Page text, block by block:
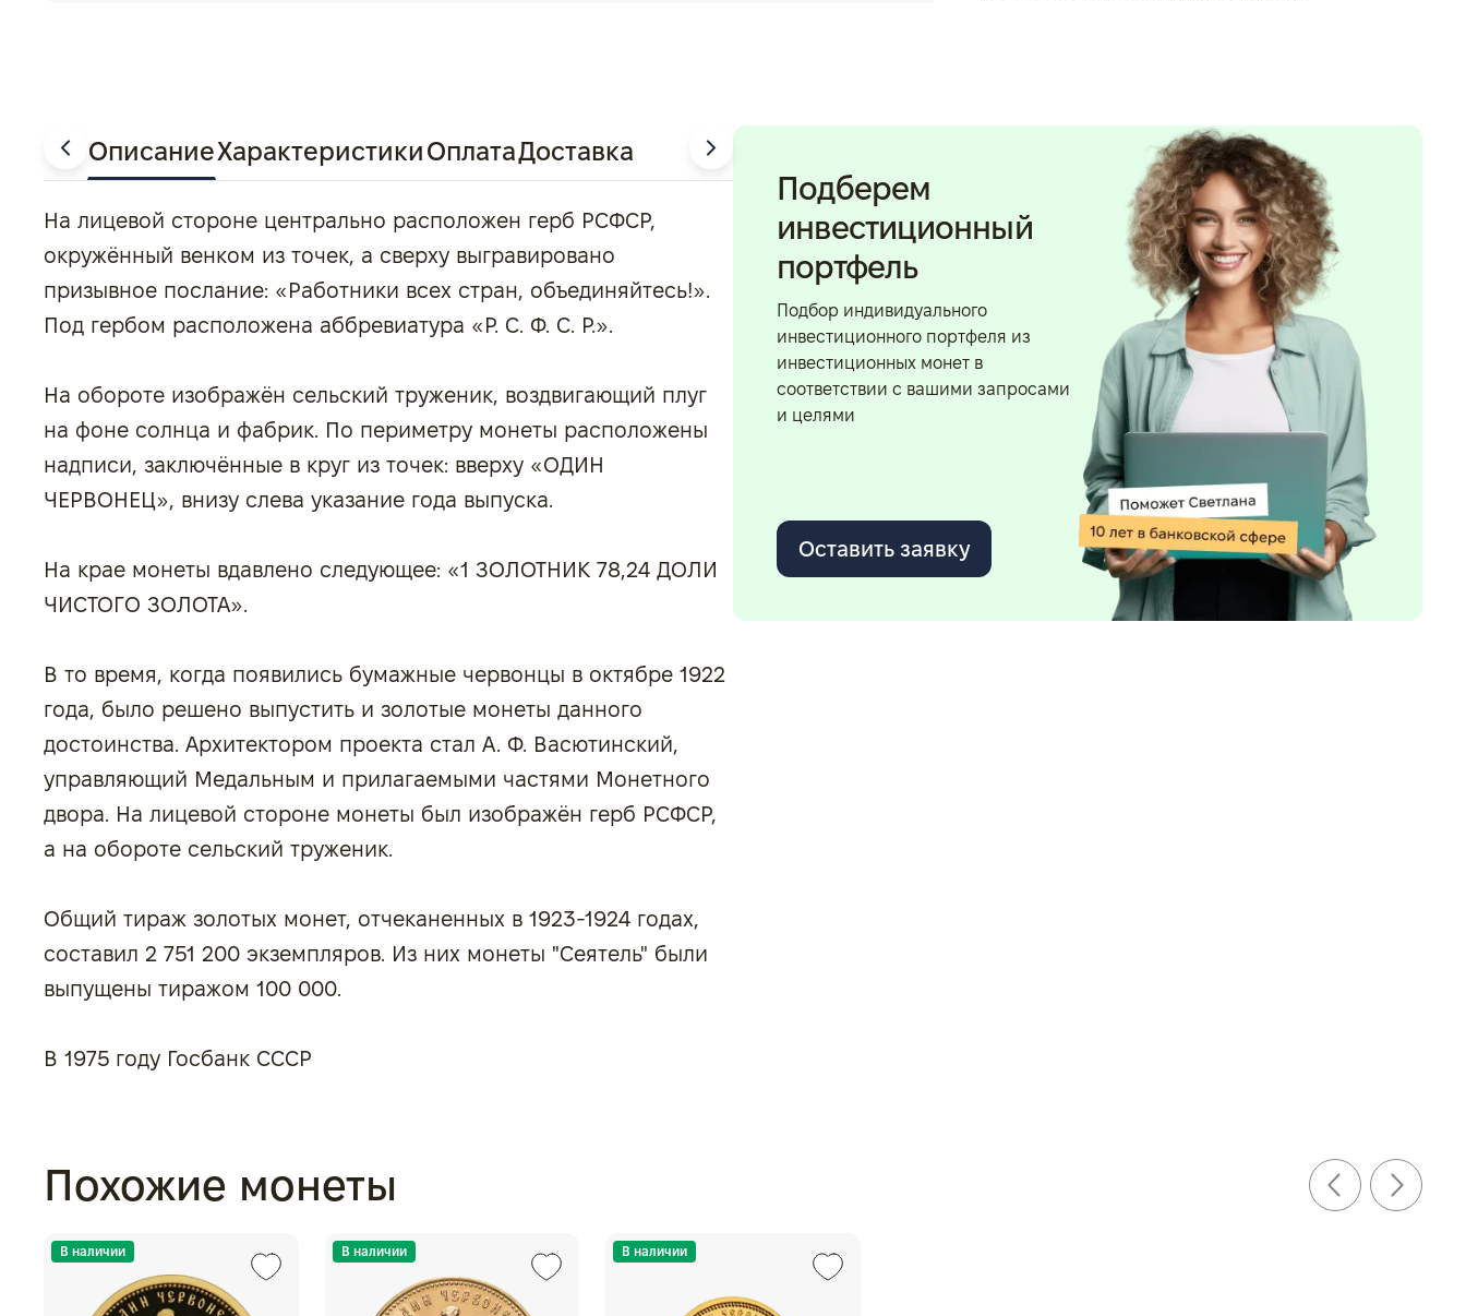
ОписаниеХарактеристикиОплатаДоставка
На лицевой стороне центрально расположен герб РСФСР,
окружённый венком из точек, а сверху выгравировано
призывное послание: «Работники всех стран, объединяйтесь!».
Под гербом расположена аббревиатура «Р. С. Ф. С. Р.».
На обороте изображён сельский труженик, воздвигающий плуг
на фоне солнца и фабрик. По периметру монеты расположены
надписи, заключённые в круг из точек: вверху «ОДИН
ЧЕРВОНЕЦ», внизу слева указание года выпуска.
На крае монеты вдавлено следующее: «1 ЗОЛОТНИК 78,24 ДОЛИ
ЧИСТОГО ЗОЛОТА».
В то время, когда появились бумажные червонцы в октябре 1922
года, было решено выпустить и золотые монеты данного
достоинства. Архитектором проекта стал А. Ф. Васютинский,
управляющий Медальным и прилагаемыми частями Монетного
двора. На лицевой стороне монеты был изображён герб РСФСР,
а на обороте сельский труженик.
Общий тираж золотых монет, отчеканенных в 1923-1924 годах,
составил 2 751 200 экземпляров. Из них монеты "Сеятель" были
выпущены тиражом 100 000.
В 1975 году Госбанк СССР
Подберем
инвестиционный
портфель
Подбор индивидуального
инвестиционного портфеля из
инвестиционных монет в
соответствии с вашими запросами
и целями
Оставить заявку
Похожие монеты
В наличии В наличии В наличии